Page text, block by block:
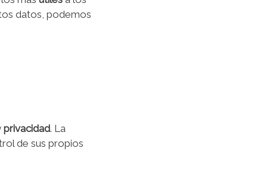
datos, podemos
privacidad. La
de sus propios